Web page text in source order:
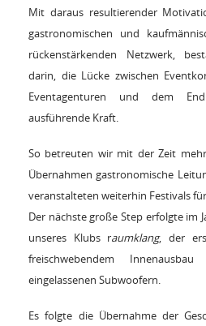
Mit daraus resultierender
gastronomischen und
rückenstärkenden Netzwerk,
darin, die Lücke zwischen
Eventagenturen und dem
ausführende Kraft.
So betreuten wir mit der Zeit
Übernahmen gastronomische
veranstalteten weiterhin Festivals
Der nächste große Step erfolgte im
unseres Klubs raumklang, der
freischwebendem
eingelassenen Subwoofern.
Es folgte die Übernahme der